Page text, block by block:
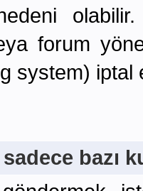
olabilir.
forum
system) iptal
sadece bazı